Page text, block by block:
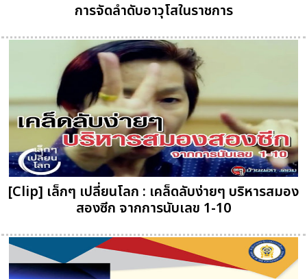
การจัดลำดับอาวุโสในราชการ
[Clip] เล็กๆ เปลี่ยนโลก : เคล็ดลับง่ายๆ บริหารสมอง
สองซีก จากการนับเลข 1-10